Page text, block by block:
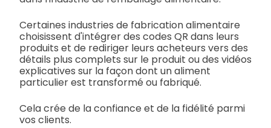
Certaines industries de fabrication alimentaire
choisissent d'intégrer des codes QR dans leurs
produits et de rediriger leurs acheteurs vers des
détails plus complets sur le produit ou des vidéos
explicatives sur la façon dont un aliment
particulier est transformé ou fabriqué.
Cela crée de la confiance et de la fidélité parmi
vos clients.